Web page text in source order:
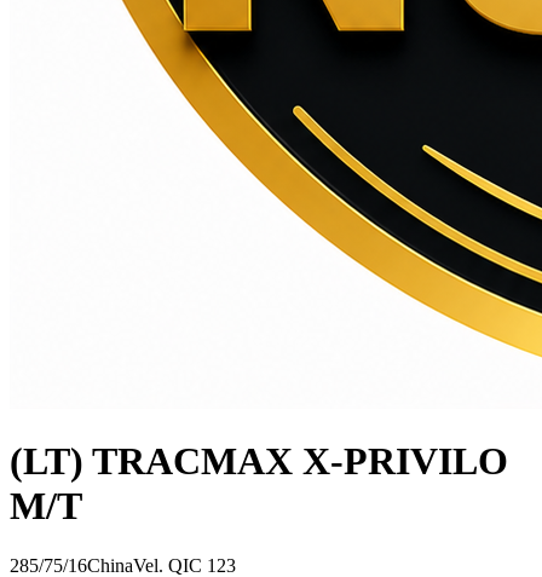
(LT) TRACMAX X-PRIVILO
M/T
285/75/16ChinaVel. QIC 123